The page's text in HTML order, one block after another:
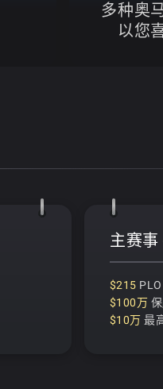
多种奥
以您
主赛
$215
$100万
$10万 最